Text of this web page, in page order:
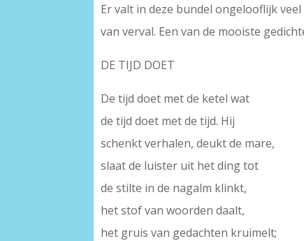
Er valt in deze bundel ongelooflijk
van verval. Een van de mooiste
DE TIJD DOET
De tijd doet met de ketel wat
de tijd doet met de tijd. Hij
schenkt verhalen, deukt de mare,
slaat de luister uit het ding tot
de stilte in de nagalm klinkt,
het stof van woorden daalt,
het gruis van gedachten kruimelt;